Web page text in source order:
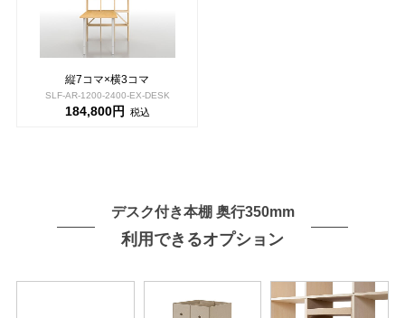
縦7コマ×横3コマ
SLF-AR-1200-2400-EX-DESK
184,800円 税込
デスク付き本棚 奥行350mm
利用できるオプション